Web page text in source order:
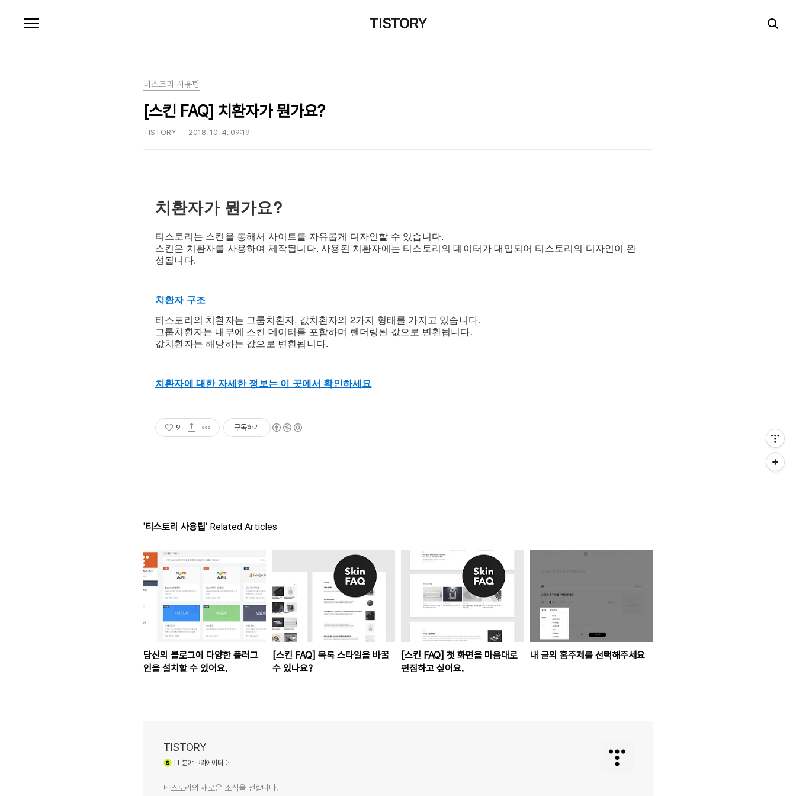
TISTORY
티스토리 사용팁
[스킨 FAQ] 치환자가 뭔가요?
TISTORY 2018. 10. 4. 09:19
치환자가 뭔가요?
티스토리는 스킨을 통해서 사이트를 자유롭게 디자인할 수 있습니다.
스킨은 치환자를 사용하여 제작됩니다.사용된 치환자에는 티스토리의 데이터가 대입되어 티스토리의 디자인이 완
성됩니다.
치환자 구조
티스토리의 치환자는 그룹치환자, 값치환자의 2가지 형태를 가지고 있습니다.
그룹치환자는 내부에 스킨 데이터를 포함하며 렌더링된 값으로 변환됩니다.
값치환자는 해당하는 값으로 변환됩니다.
치환자에 대한 자세한 정보는 이 곳에서 확인하세요
9 구독하기
'티스토리 사용팁' Related Articles
당신의 블로그에 다양한 플러그
인을 설치할 수 있어요.
[스킨 FAQ] 목록 스타일을 바꿀
수 있나요?
[스킨 FAQ] 첫 화면을 마음대로
편집하고 싶어요.
내 글의 홈주제를 선택해주세요
TISTORY
IT 분야 크리에이터
티스토리의 새로운 소식을 전합니다.